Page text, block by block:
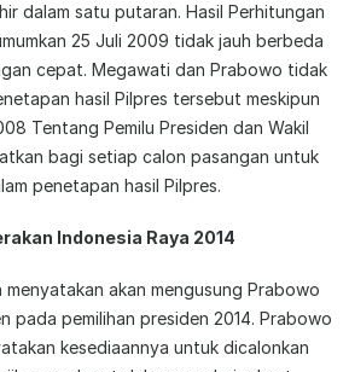
dalam satu putaran. Hasil Perhitungan
25 Juli 2009 tidak jauh berbeda
cepat. Megawati dan Prabowo tidak
hasil Pilpres tersebut meskipun
Tentang Pemilu Presiden dan Wakil
bagi setiap calon pasangan untuk
penetapan hasil Pilpres.
Indonesia Raya 2014
akan mengusung Prabowo
pada pemilihan presiden 2014. Prabowo
kesediaannya untuk dicalonkan